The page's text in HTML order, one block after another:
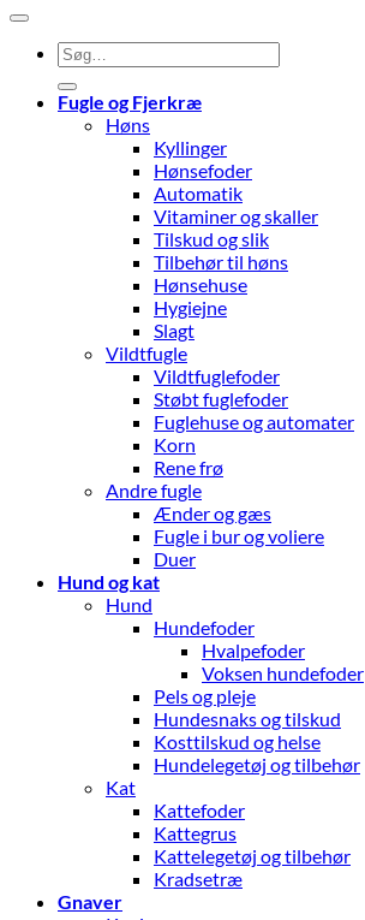
Søg
efter:
Fugle og Fjerkræ
Høns
Kyllinger
Hønsefoder
Automatik
Vitaminer og skaller
Tilskud og slik
Tilbehør til høns
Hønsehuse
Hygiejne
Slagt
Vildtfugle
Vildtfuglefoder
Støbt fuglefoder
Fuglehuse og automater
Korn
Rene frø
Andre fugle
Ænder og gæs
Fugle i bur og voliere
Duer
Hund og kat
Hund
Hundefoder
Hvalpefoder
Voksen hundefoder
Pels og pleje
Hundesnaks og tilskud
Kosttilskud og helse
Hundelegetøj og tilbehør
Kat
Kattefoder
Kattegrus
Kattelegetøj og tilbehør
Kradsetræ
Gnaver